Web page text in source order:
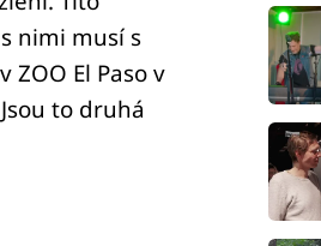
nimi musí s
El Paso v
to druhá